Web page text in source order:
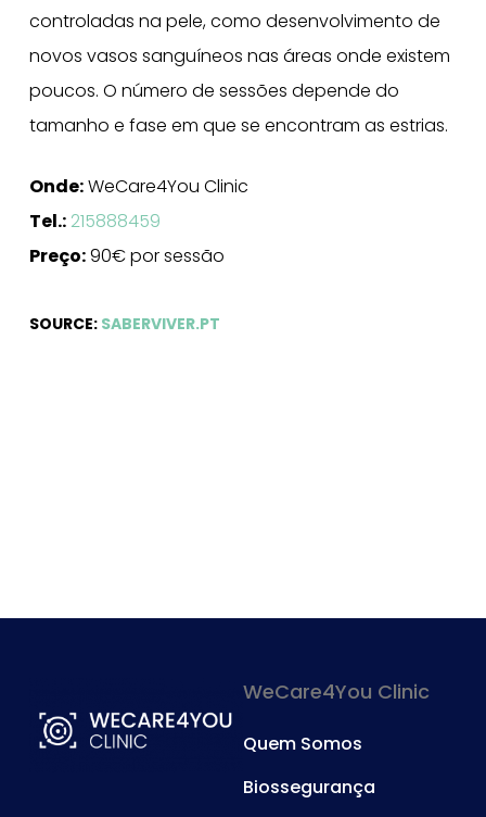
controladas na pele, como desenvolvimento de
novos vasos sanguíneos nas áreas onde existem
poucos. O número de sessões depende do
tamanho e fase em que se encontram as estrias.
Onde:WeCare4You Clinic
Tel.: 215888459
Preço:90€ por sessão
SOURCE: SABERVIVER.PT
WeCare4You Clinic
Quem Somos
Biossegurança